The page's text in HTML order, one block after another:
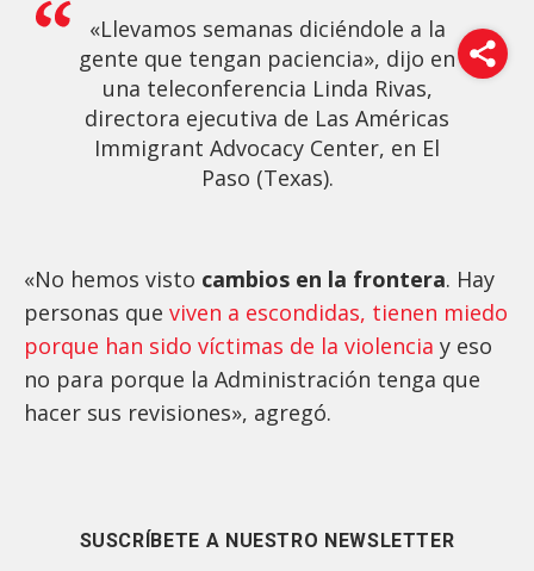
«Llevamos semanas diciéndole a la
gente que tengan paciencia», dijo en
una teleconferencia Linda Rivas,
directora ejecutiva de Las Américas
Immigrant Advocacy Center, en El
Paso (Texas).
«No hemos visto cambios en la frontera. Hay
personas que viven a escondidas, tienen miedo
porque han sido víctimas de la violencia y eso
no para porque la Administración tenga que
hacer sus revisiones», agregó.
SUSCRÍBETE A NUESTRO NEWSLETTER